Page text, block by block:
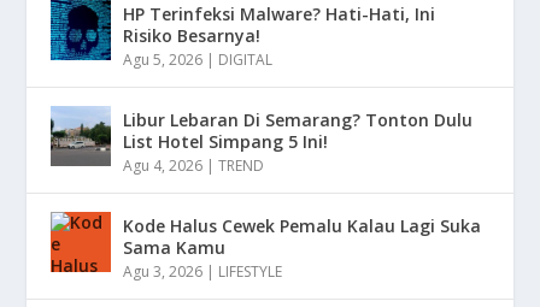
HP Terinfeksi Malware? Hati-Hati, Ini
Risiko Besarnya!
Agu 5, 2026 | DIGITAL
Libur Lebaran Di Semarang? Tonton Dulu
List Hotel Simpang 5 Ini!
Agu 4, 2026 |TREND
Kode Halus Cewek Pemalu Kalau Lagi Suka
Sama Kamu
Agu 3, 2026 | LIFESTYLE